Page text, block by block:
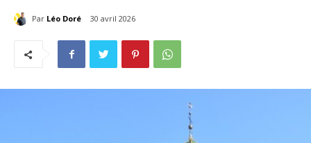
Par Léo Doré 30 avril 2026